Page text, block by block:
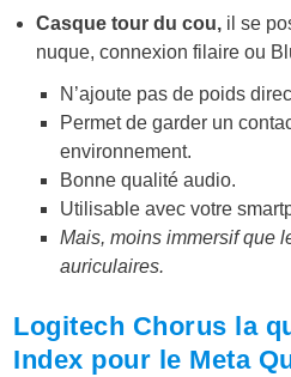
Casque tour du cou, il se
nuque, connexion filaire ou
N’ajoute pas de poids
Permet de garder un
environnement.
Bonne qualité audio.
Utilisable avec votre
Mais, moins immersif que
auriculaires.
Logitech Chorus la
Index pour le Meta